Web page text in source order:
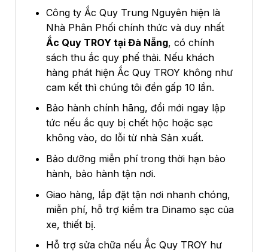
Công ty Ắc Quy Trung Nguyên hiện là
Nhà Phân Phối chính thức và duy nhất
Ắc Quy TROY tại Đà Nẵng, có chính
sách thu ắc quy phế thải. Nếu khách
hàng phát hiện Ắc Quy TROY không như
cam kết thì chúng tôi đền gấp 10 lần.
Bảo hành chính hãng, đổi mới ngay lập
tức nếu ắc quy bị chết hộc hoặc sạc
không vào, do lỗi từ nhà Sản xuất.
Bảo dưỡng miễn phí trong thời hạn bảo
hành, bảo hành tận nơi.
Giao hàng, lắp đặt tận nơi nhanh chóng,
miễn phí, hỗ trợ kiểm tra Dinamo sạc của
xe, thiết bị.
Hỗ trợ sửa chữa nếu Ắc Quy TROY hư